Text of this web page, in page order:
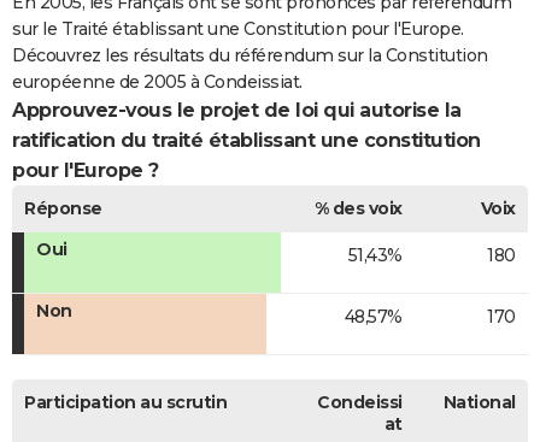
FORUM
Bricolage
Lifestyle
Culture
Sport
Auto
Television
Voyage
Cinema
sur le Traité établissant une Constitution pour l'Europe.
Découvrez les résultats du référendum sur la Constitution
européenne de 2005 à Condeissiat.
Approuvez-vous le projet de loi qui autorise la
ratification du traité établissant une constitution
pour l'Europe ?
Réponse % des voix
Voix
Oui
51,43% 180
Non 48,57% 170
Participation au scrutin
Condeissi
at
National